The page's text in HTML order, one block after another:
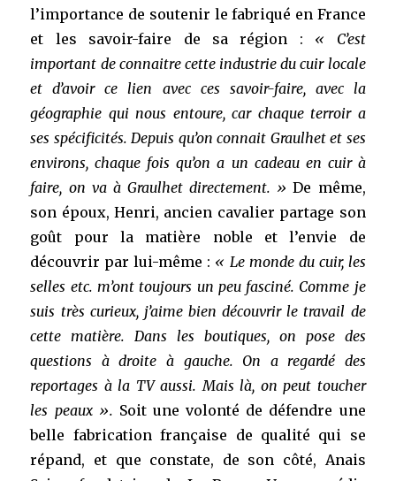
l’importance de soutenir le fabriqué en France
et les savoir-faire de sa région : « C’est
important de connaitre cette industrie du cuir locale
et d’avoir ce lien avec ces savoir-faire, avec la
géographie qui nous entoure, car chaque terroir a
ses spécificités. Depuis qu’on connait Graulhet et ses
environs, chaque fois qu’on a un cadeau en cuir à
faire, on va à Graulhet directement. » De même,
son époux, Henri, ancien cavalier partage son
goût pour la matière noble et l’envie de
découvrir par lui-même : « Le monde du cuir, les
selles etc. m’ont toujours un peu fasciné. Comme je
suis très curieux, j’aime bien découvrir le travail de
cette matière. Dans les boutiques, on pose des
questions à droite à gauche. On a regardé des
reportages à la TV aussi. Mais là, on peut toucher
les peaux ». Soit une volonté de défendre une
belle fabrication française de qualité qui se
répand, et que constate, de son côté, Anais